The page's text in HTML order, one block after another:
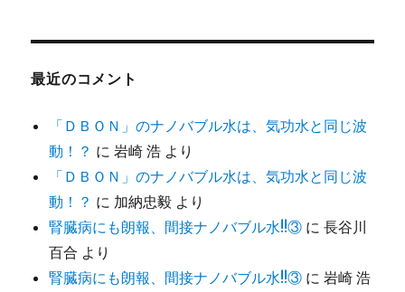
最近のコメント
「ＤＢＯＮ」のナノバブル水は、気功水と同じ波
動！？ に岩崎 浩 より
「ＤＢＯＮ」のナノバブル水は、気功水と同じ波
動！？ に 加納忠毅 より
腎臓病にも朗報、間接ナノバブル水!!③ に長谷川
百合 より
腎臓病にも朗報、間接ナノバブル水!!③ に岩崎 浩